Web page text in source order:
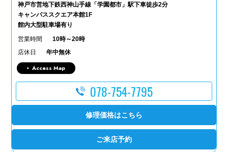
神戸市営地下鉄西神山手線「学園都市」駅下車徒歩2分
キャンパススクエア本館1F
館内大型駐車場有り
営業時間
10時～20時
店休日
年中無休
Access Map
078-754-7795
修理価格はこちら
ご来店予約